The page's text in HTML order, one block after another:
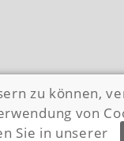
zu können,
von
Sie in unserer